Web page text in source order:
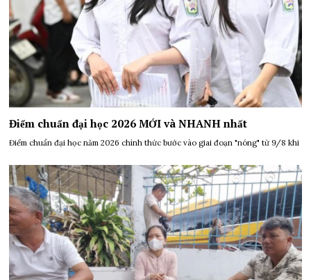
Điểm chuẩn đại học 2026 MỚI và NHANH nhất
Điểm chuẩn đại học năm 2026 chính thức bước vào giai đoạn "nóng" từ 9/8 khi